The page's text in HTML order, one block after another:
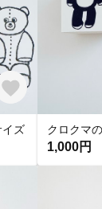
ズ クロクマ
1,000円